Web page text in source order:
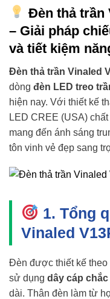
Đèn thả trần
– Giải pháp
và tiết kiệm
Đèn thả trần Vinaled
dòng đèn LED treo
hiện nay. Với thiết kế
LED CREE (USA)
mang đến ánh sáng
tôn vinh vẻ đẹp sang
1. Tổng
Vinaled
Đèn được thiết kế theo
sử dụng dây cáp chắc
dài. Thân đèn làm từ